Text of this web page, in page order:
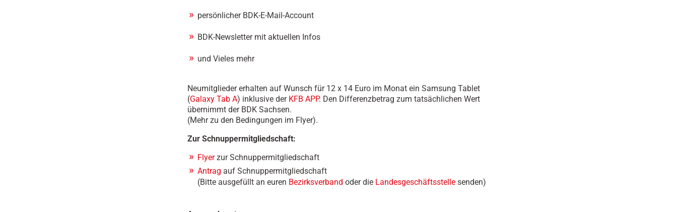
persönlicher BDK-E-Mail-Account
BDK-Newsletter mit aktuellen Infos
und Vieles mehr
Neumitglieder erhalten auf Wunsch für 12 x 14 Euro im Monat ein Samsung Tablet
(Galaxy Tab A) inklusive der KFB APP. Den Differenzbetrag zum tatsächlichen Wert
übernimmt der BDK Sachsen.
(Mehr zu den Bedingungen im Flyer).
Zur Schnuppermitgliedschaft:
Flyerzur Schnuppermitgliedschaft
Antrag auf Schnuppermitgliedschaft
(Bitte ausgefüllt an euren Bezirksverband oder die Landesgeschäftsstelle senden)